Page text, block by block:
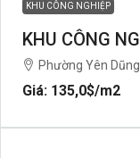
KHU CÔNG NGHIỆP
KHU CÔNG
Phường Yên
Giá: 135,0$/m2